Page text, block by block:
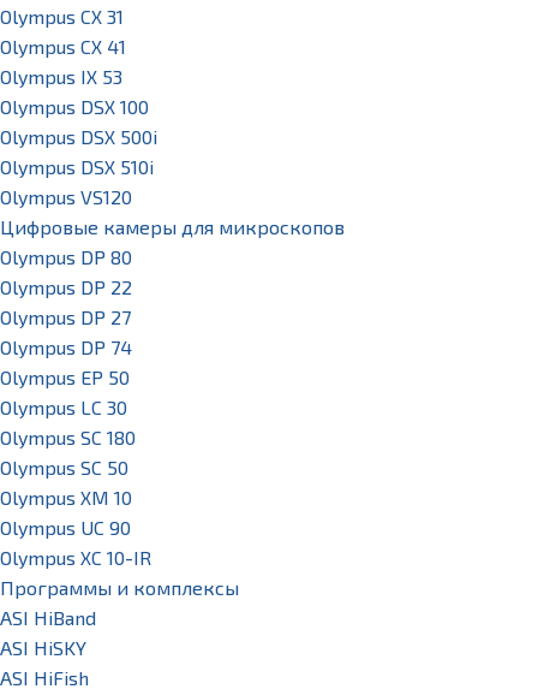
Olympus CX 31
Olympus CX 41
Olympus IX 53
Olympus DSX 100
Olympus DSX 500i
Olympus DSX 510i
Olympus VS120
Цифровые камеры для микроскопов
Olympus DP 80
Olympus DP 22
Olympus DP 27
Olympus DP 74
Olympus EP 50
Olympus LC 30
Olympus SC 180
Olympus SC 50
Olympus XM 10
Olympus UC 90
Olympus XC 10-IR
Программы и комплексы
ASI HiBand
ASI HiSKY
ASI HiFish